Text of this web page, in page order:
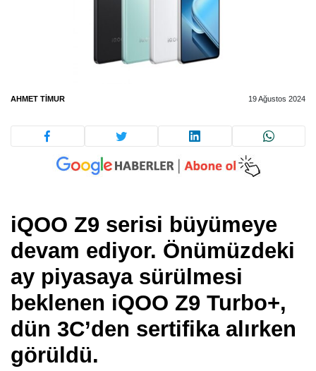
AHMET TIMUR 19 Ağustos 2024
iQOO Z9 serisi büyümeye
devam ediyor. Önümüzdeki
ay piyasaya sürülmesi
beklenen iQOO Z9 Turbo+,
dün 3C’den sertifika alırken
görüldü.